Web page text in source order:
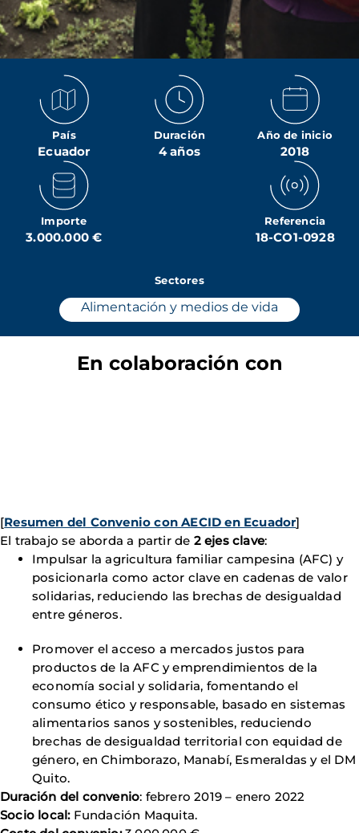
País
Ecuador
Duración
4 años
Año de inicio
2018
Importe
3.000.000 €
Referencia
18-CO1-0928
Sectores
Alimentación y medios de vida
En colaboración con
[Resumen del Convenio con AECID en Ecuador]
El trabajo se aborda a partir de 2 ejes clave:
Impulsar la agricultura familiar campesina (AFC) y
posicionarla como actor clave en cadenas de valor
solidarias, reduciendo las brechas de desigualdad
entre géneros.
Promover el acceso a mercados justos para
productos de la AFC y emprendimientos de la
economía social y solidaria, fomentando el
consumo ético y responsable, basado en sistemas
alimentarios sanos y sostenibles, reduciendo
brechas de desigualdad territorial con equidad de
género, en Chimborazo, Manabí, Esmeraldas y el DM
Quito.
Duración del convenio: febrero 2019 – enero 2022
Socio local: Fundación Maquita.